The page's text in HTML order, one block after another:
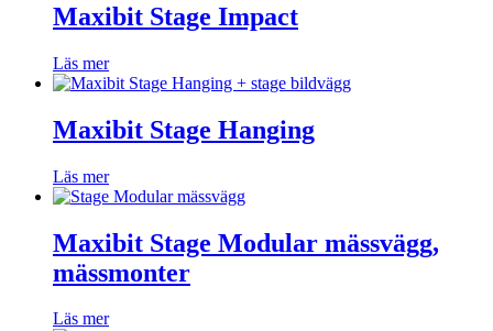
Maxibit Stage Impact
Läs mer
Maxibit Stage Hanging
Läs mer
Maxibit Stage Modular mässvägg,
mässmonter
Läs mer